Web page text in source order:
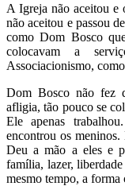
A Igreja não aceitou e
não aceitou e passou
como Dom Bosco
colocavam a
Associacionismo,
Dom Bosco não fez
afligia, tão pouco se
Ele apenas
encontrou os
Deu a mão a eles e
família, lazer,
mesmo tempo, a forma